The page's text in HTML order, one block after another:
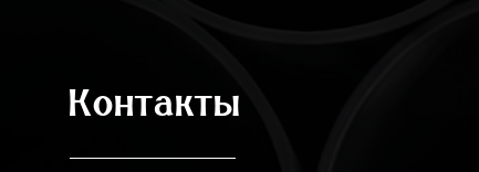
Контакты